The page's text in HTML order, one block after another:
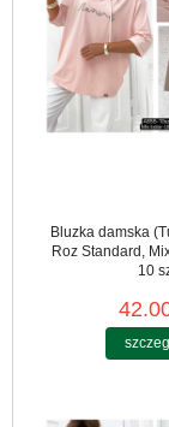
Bluzka damska
Roz Standard,
10